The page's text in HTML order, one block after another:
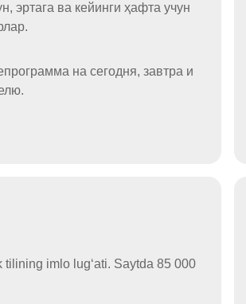
эртага ва кейинги ҳафта учун
на сегодня, завтра и
tilining imlo lugʻati. Saytda 85 000